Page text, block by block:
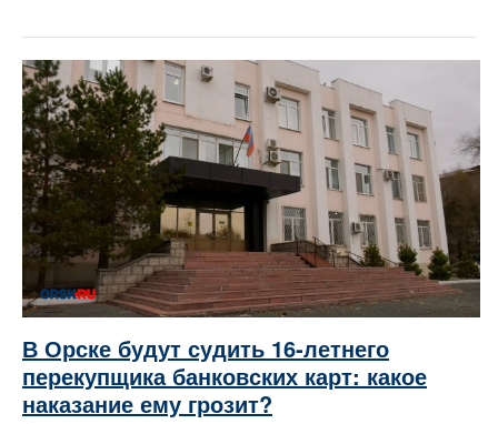
В Орске будут судить 16‑летнего
перекупщика банковских карт: какое
наказание ему грозит?